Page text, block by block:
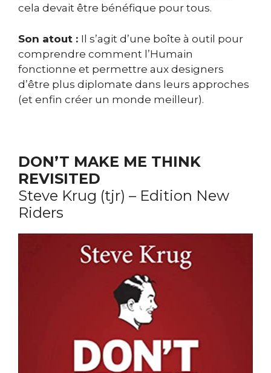
cela devait être bénéfique pour tous.
Son atout : Il s’agit d’une boîte à outil pour
comprendre comment l’Humain
fonctionne et permettre aux designers
d’être plus diplomate dans leurs approches
(et enfin créer un monde meilleur).
DON’T MAKE ME THINK
REVISITED
Steve Krug (tjr) – Edition New
Riders